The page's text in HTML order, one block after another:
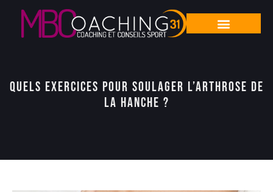
Quels exercices pour soulager l’arthrose de
la hanche ?